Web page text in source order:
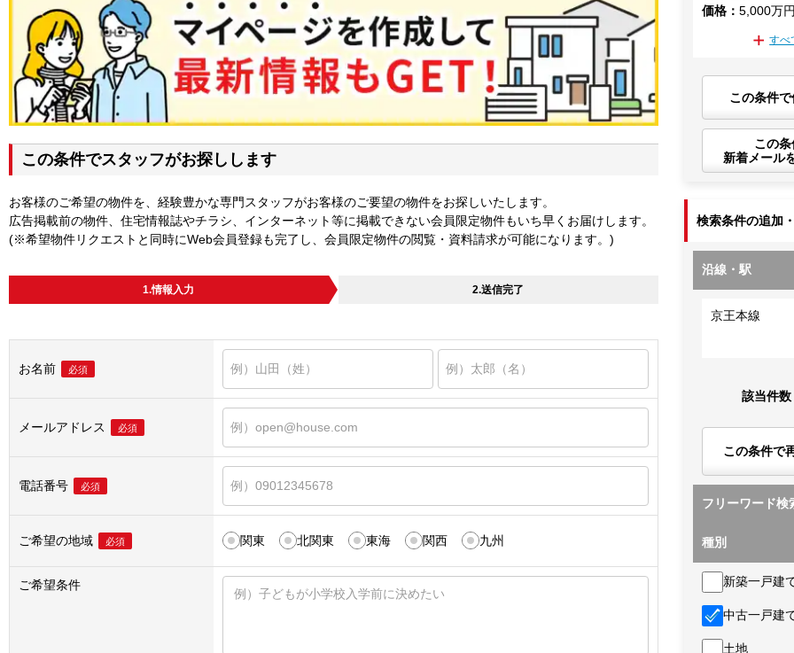
この条件でスタッフがお探しします
お客様のご希望の物件を、経験豊かな専門スタッフがお客様のご要望の物件をお探しいたします。
広告掲載前の物件、住宅情報誌やチラシ、インターネット等に掲載できない会員限定物件もいち早くお届けします。
(※希望物件リクエストと同時にWeb会員登録も完了し、会員限定物件の閲覧・資料請求が可能になります。)
1.情報入力 2.送信完了
お名前 必須
メールアドレス 必須
電話番号 必須
ご希望の地域 必須 関東 北関東 東海 関西 九州
ご希望条件
価格 ：5,000万
すべ
この条件
この
新着メール
検索条件の追加
沿線・駅
京王本線
該当件数
この条件で
フリーワード検
種別
新築一戸建
中古一戸建
土地